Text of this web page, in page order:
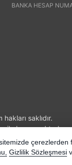
BANKA HESAP
saklıdır.
ile korunmaktadır.
çerezlerden
Gizlilik Sözleşmesi